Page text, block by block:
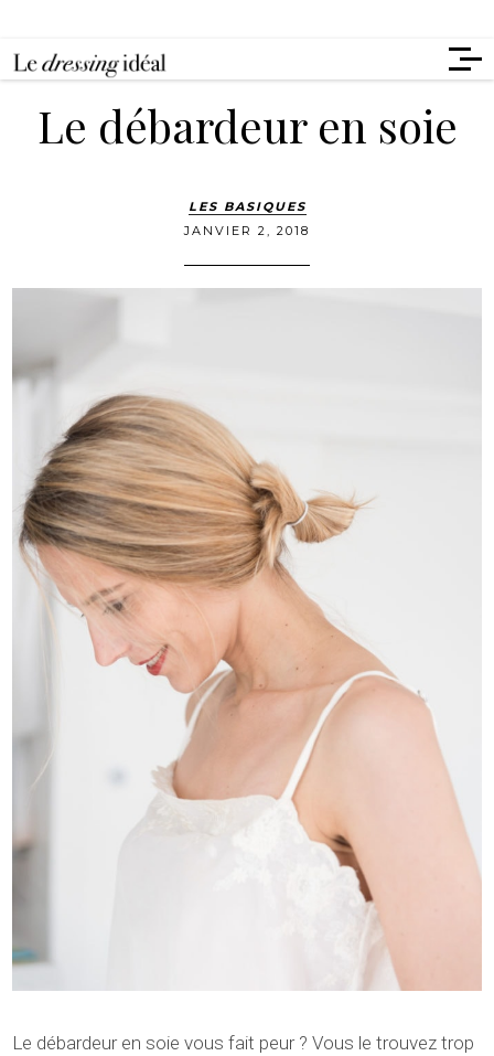
Le débardeur en soie
LES BASIQUES
JANVIER 2, 2018
Le débardeur en soie vous fait peur ? Vous le trouvez trop